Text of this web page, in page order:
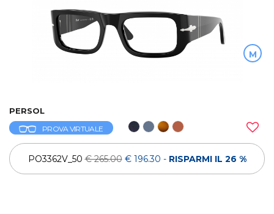
M
PERSOL
PROVA VIRTUALE
PO3362V_50€ 265.00 € 196.30 - RISPARMI IL 26 %